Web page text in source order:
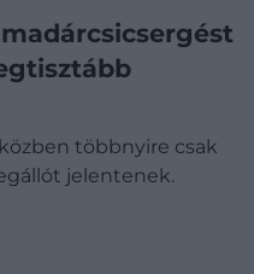
többnyire csak
jelentenek.